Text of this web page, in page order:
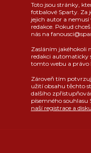
Toto jsou stránky,
fotbalové Sparty. Za
jejich autor a
redakce. Pokud
nás na
Zasláním jakéhokoli
redakci automaticky
tomto webu a právo
Zároveň tím
užití obsahu těchto
dalšího
písemného souhlasu
naší registrace a